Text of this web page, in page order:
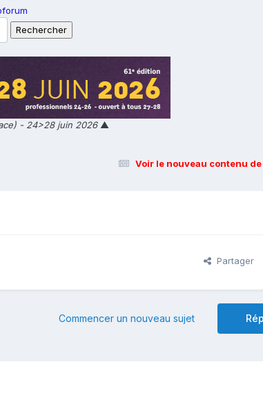
- 24>28 juin 2026▲
Voir le nouveau contenu
Partager
Commencer un nouveau sujet